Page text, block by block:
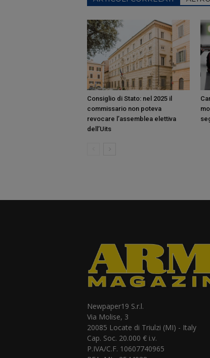
Consiglio di Stato: nel 2025 il
commissario non poteva
revocare l’assemblea elettiva
dell’Uits
Newpaper19 S.r.l.
Via Molise, 3
20085 Locate di Triulzi (MI) - Italy
Cap. Soc. 20.000 € i.v.
P.IVA/C.F. 10607740965